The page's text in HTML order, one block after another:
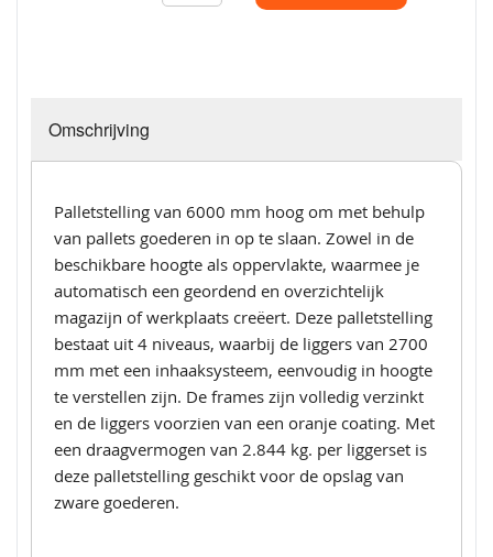
Omschrijving
Palletstelling van 6000 mm hoog om met behulp
van pallets goederen in op te slaan. Zowel in de
beschikbare hoogte als oppervlakte, waarmee je
automatisch een geordend en overzichtelijk
magazijn of werkplaats creëert. Deze palletstelling
bestaat uit 4 niveaus, waarbij de liggers van 2700
mm met een inhaaksysteem, eenvoudig in hoogte
te verstellen zijn. De frames zijn volledig verzinkt
en de liggers voorzien van een oranje coating. Met
een draagvermogen van 2.844 kg. per liggerset is
deze palletstelling geschikt voor de opslag van
zware goederen.